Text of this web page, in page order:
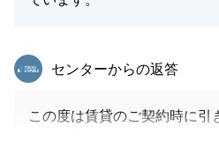
東急リバブル
センターからの返答
この度は賃貸のご契約時に引